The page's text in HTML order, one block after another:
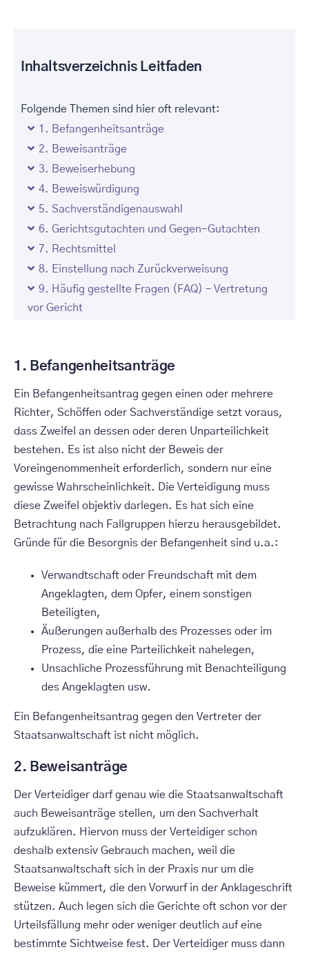
Inhaltsverzeichnis Leitfaden
Folgende Themen sind hier oft relevant:
1. Befangenheitsanträge
2. Beweisanträge
3. Beweiserhebung
4. Beweiswürdigung
5. Sachverständigenauswahl
6. Gerichtsgutachten und Gegen-Gutachten
7. Rechtsmittel
8. Einstellung nach Zurückverweisung
9. Häufig gestellte Fragen (FAQ) – Vertretung
vor Gericht
1. Befangenheitsanträge
Ein Befangenheitsantrag gegen einen oder mehrere
Richter, Schöffen oder Sachverständige setzt voraus,
dass Zweifel an dessen oder deren Unparteilichkeit
bestehen. Es ist also nicht der Beweis der
Voreingenommenheit erforderlich, sondern nur eine
gewisse Wahrscheinlichkeit. Die Verteidigung muss
diese Zweifel objektiv darlegen. Es hat sich eine
Betrachtung nach Fallgruppen hierzu herausgebildet.
Gründe für die Besorgnis der Befangenheit sind u.a.:
Verwandtschaft oder Freundschaft mit dem
Angeklagten, dem Opfer, einem sonstigen
Beteiligten,
Äußerungen außerhalb des Prozesses oder im
Prozess, die eine Parteilichkeit nahelegen,
Unsachliche Prozessführung mit Benachteiligung
des Angeklagten usw.
Ein Befangenheitsantrag gegen den Vertreter der
Staatsanwaltschaft ist nicht möglich.
2. Beweisanträge
Der Verteidiger darf genau wie die Staatsanwaltschaft
auch Beweisanträge stellen, um den Sachverhalt
aufzuklären. Hiervon muss der Verteidiger schon
deshalb extensiv Gebrauch machen, weil die
Staatsanwaltschaft sich in der Praxis nur um die
Beweise kümmert, die den Vorwurf in der Anklageschrift
stützen. Auch legen sich die Gerichte oft schon vor der
Urteilsfällung mehr oder weniger deutlich auf eine
bestimmte Sichtweise fest. Der Verteidiger muss dann